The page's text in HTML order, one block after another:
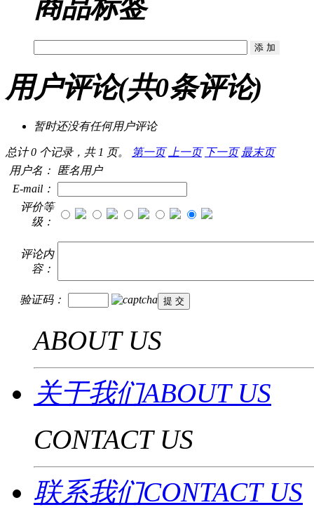
商品标签
用户评论(共0条评论)
暂时还没有任何用户评论
总计 0 个记录，共 1 页。 第一页 上一页 下一页 最末页
用户名：
匿名用户
E-mail：
评价等
级：
评论内
容：
验证码：
ABOUT US
关于我们ABOUT US
CONTACT US
联系我们CONTACT US